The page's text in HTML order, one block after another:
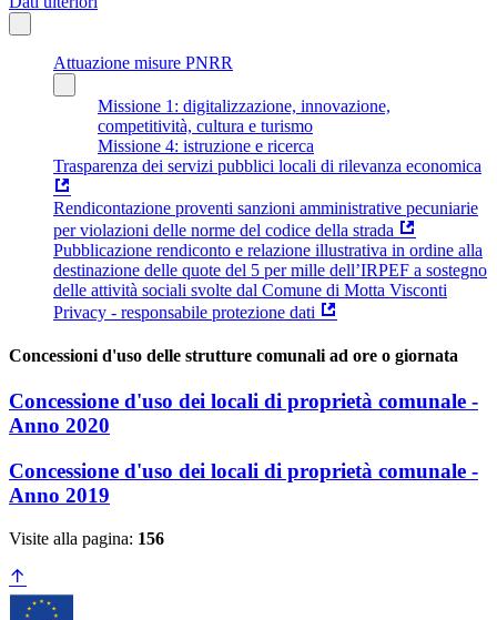
Attuazione misure PNRR
Missione 1: digitalizzazione, innovazione,
competitività, cultura e turismo
Missione 4: istruzione e ricerca
Trasparenza dei servizi pubblici locali di rilevanza economica
Rendicontazione proventi sanzioni amministrative pecuniarie
per violazioni delle norme del codice della strada
Pubblicazione rendiconto e relazione illustrativa in ordine alla
destinazione delle quote del 5 per mille dell’IRPEF a sostegno
delle attività sociali svolte dal Comune di Motta Visconti
Privacy - responsabile protezione dati
Concessioni d'uso delle strutture comunali ad ore o giornata
Concessione d'uso dei locali di proprietà comunale -
Anno 2020
Concessione d'uso dei locali di proprietà comunale -
Anno 2019
Visite alla pagina: 156